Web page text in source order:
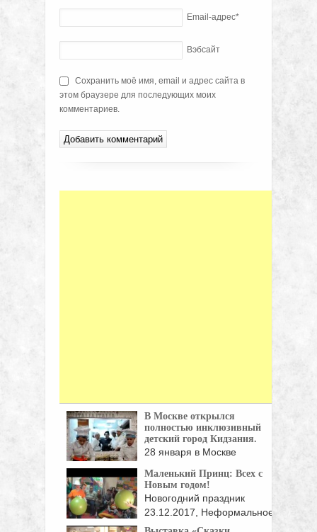
Email-адрес*
Вэбсайт
Сохранить моё имя, email и адрес сайта в
этом браузере для последующих моих
комментариев.
В Москве открылся
полностью инклюзивный
детский город Кидзания.
28 января в Москве
Маленький Принц: Всех с
Новым годом!
Новогодний праздник
23.12.2017, Неформальное
общество помощи аутистам